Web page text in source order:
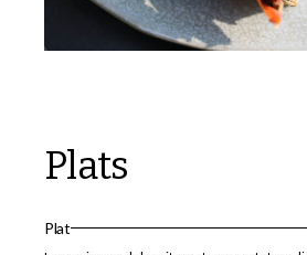
Plats
Plat